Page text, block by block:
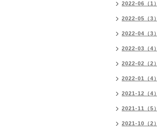
2022-06（1）
2022-05（3）
2022-04（3）
2022-03（4）
2022-02（2）
2022-01（4）
2021-12（4）
2021-11（5）
2021-10（2）